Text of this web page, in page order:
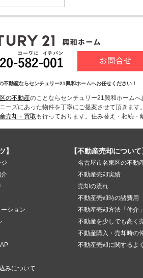
不動産ならセンチュリー21興和ホームへお任せください！
の不動産のことならセンチュリー21興和ホーム
ーズにあった物件を丁寧にご提案させて頂きます。
売却・買取 も行っております。住み替え・相続
】
介
ション
みについて
【不動産売却について
名古屋市名東区の不動
不動産売却実績
売却の流れ
不動産売却時の諸費用
不動産売却方法「仲介
不動産を少しでも高く
不動産購入・売却時の
不動産売却に関するよ